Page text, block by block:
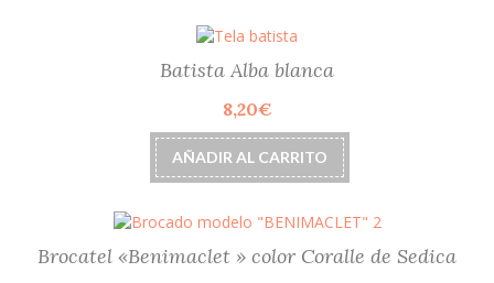
Batista Alba blanca
8,20€
AÑADIR AL CARRITO
Brocatel «Benimaclet » color Coralle de Sedica